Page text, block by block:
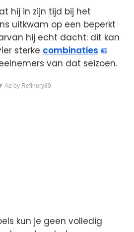
hij in zijn tijd bij het
uitkwam op een beperkt
hij echt dacht: dit kan
sterke combinaties
van dat seizoen.
Ad by Refinery89
kun je geen volledig